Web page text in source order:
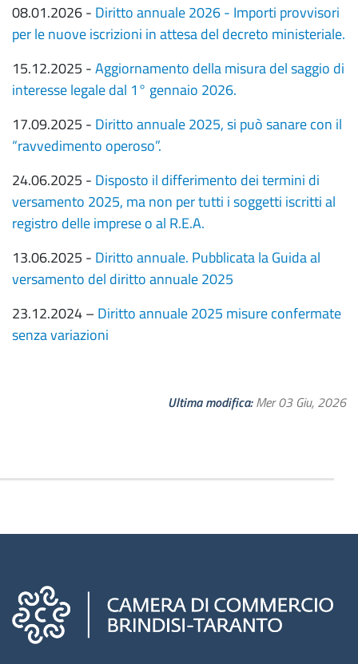
08.01.2026 - Diritto annuale 2026 - Importi provvisori
per le nuove iscrizioni in attesa del decreto ministeriale.
15.12.2025 -Aggiornamento della misura del saggio di
interesse legale dal 1° gennaio 2026.
17.09.2025 - Diritto annuale 2025, si può sanare con il
“ravvedimento operoso”.
24.06.2025 - Disposto il differimento dei termini di
versamento 2025, ma non per tutti i soggetti iscritti al
registro delle imprese o al R.E.A.
13.06.2025 - Diritto annuale. Pubblicata la Guida al
versamento del diritto annuale 2025
23.12.2024 –Diritto annuale 2025 misure confermate
senza variazioni
Ultima modifica Mer 03 Giu, 2026